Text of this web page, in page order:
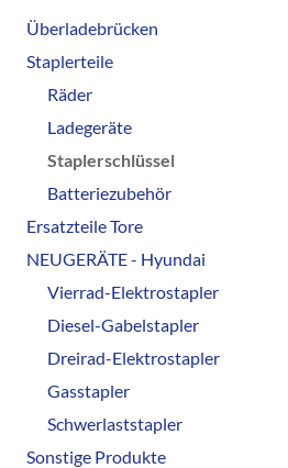
Überladebrücken
Staplerteile
Räder
Ladegeräte
Staplerschlüssel
Batteriezubehör
Ersatzteile Tore
NEUGERÄTE - Hyundai
Vierrad-Elektrostapler
Diesel-Gabelstapler
Dreirad-Elektrostapler
Gasstapler
Schwerlaststapler
Sonstige Produkte